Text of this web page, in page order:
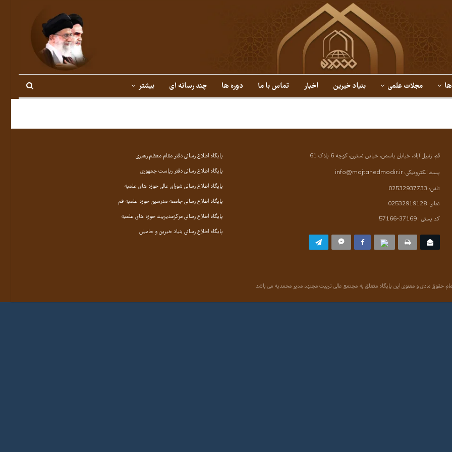
مجلات علمی بنیاد خیرین اخبار تماس با ما دوره ها چند رسانه ای بیشتر
قم، زنبیل آباد، خیابان یاسمن، خیابان نسترن، کوچه 6 پلاک 61
پست الکترونیکی:info@mojtahedmodir.ir
تلفن: 02532937733
نمابر: 02532919128
کد پستی : 37169-57166
پایگاه اطلاع رسانی دفتر مقام معظم رهبری
پایگاه اطلاع رسانی دفتر ریاست جمهوری
پایگاه اطلاع رسانی شورای عالی حوزه های علمیه
پایگاه اطلاع رسانی جامعه مدرسین حوزه علمیه قم
پایگاه اطلاع رسانی مرکزمدیریت حوزه های علمیه
پایگاه اطلاع رسانی بنیاد خیرین و حامیان
حقوق مادی و معنوی این پایگاه متعلق به مجتمع عالی تربیت مجتهد مدیر محمدیه می باشد.